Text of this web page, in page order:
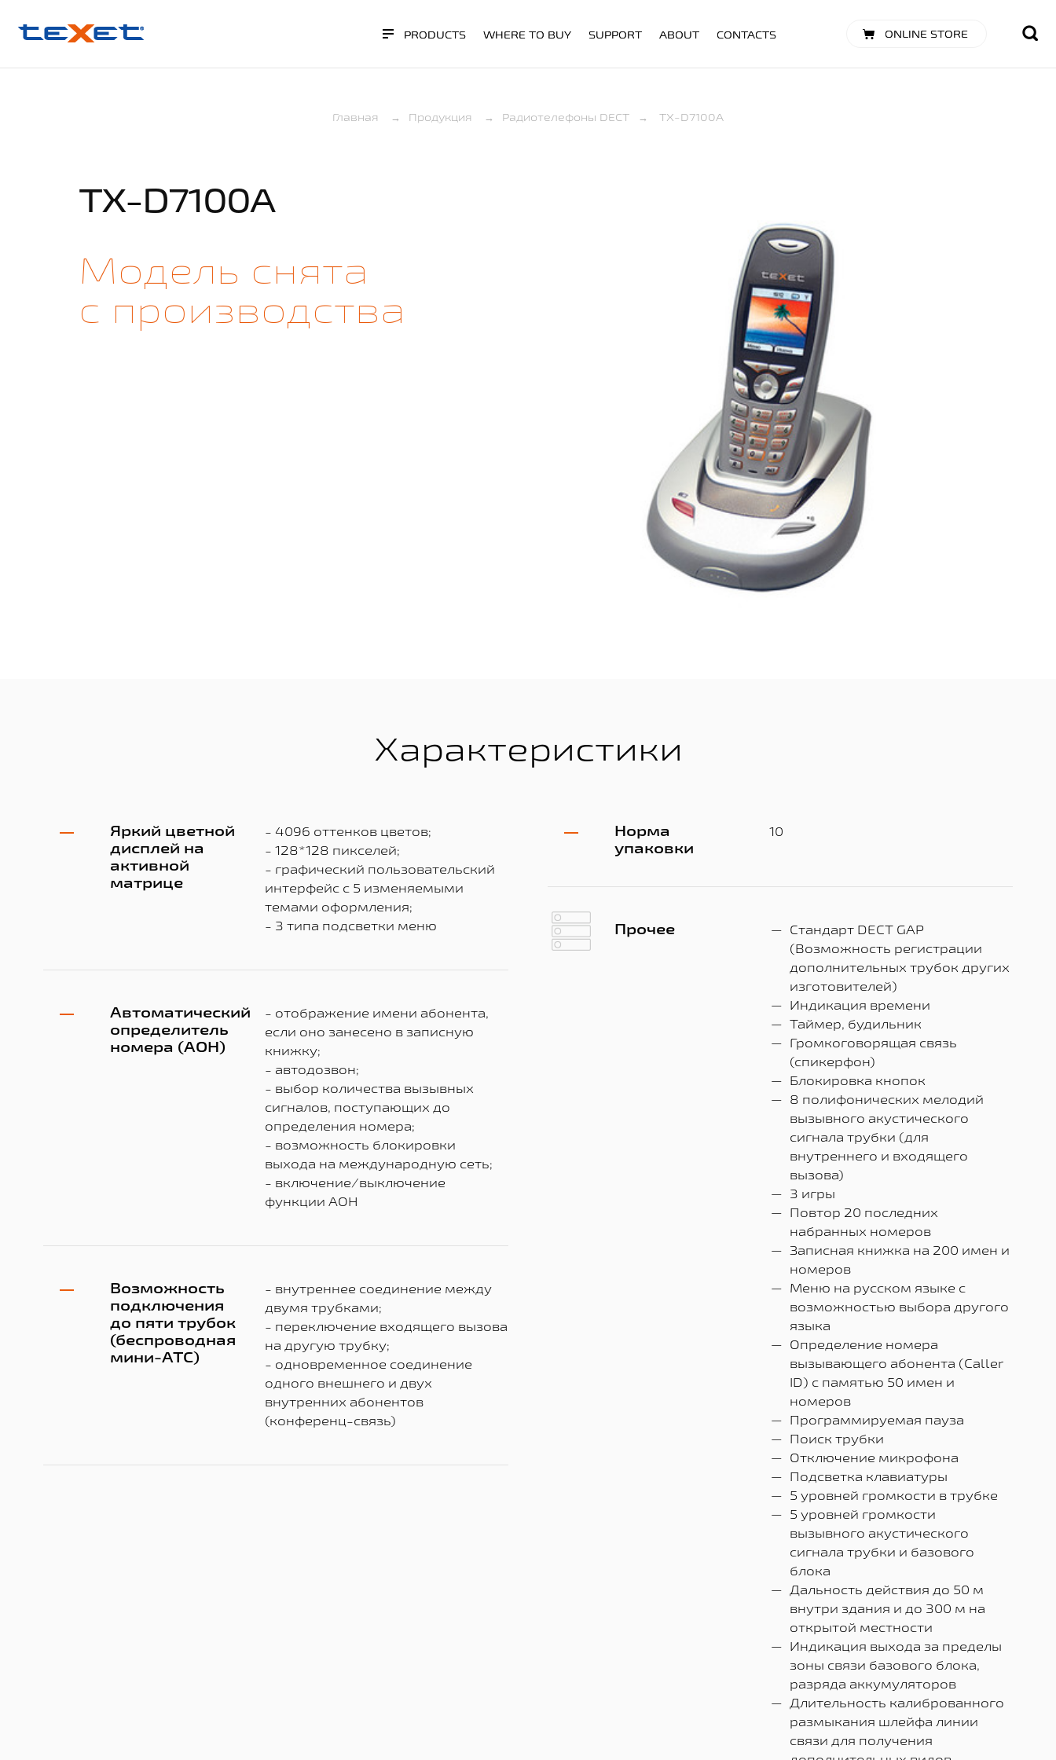
ONLINE STORE
PRODUCTS WHERE TO BUY SUPPORT ABOUT CONTACTS
Главная → Продукция → Радиотелефоны DECT → TX-D7100A
TX-D7100A
Модель снята
с производства
Характеристики
Яркий цветной
дисплей на
активной
матрице
- 4096 оттенков цветов;
- 128*128 пикселей;
- графический пользовательский
интерфейс с 5 изменяемыми
темами оформления;
- 3 типа подсветки меню
Автоматический
определитель
номера (АОН)
- отображение имени абонента,
если оно занесено в записную
книжку;
- автодозвон;
- выбор количества вызывных
сигналов, поступающих до
определения номера;
- возможность блокировки
выхода на международную сеть;
- включение/выключение
функции АОН
Возможность
подключения
до пяти трубок
(беспроводная
мини-АТС)
- внутреннее соединение между
двумя трубками;
- переключение входящего вызова
на другую трубку;
- одновременное соединение
одного внешнего и двух
внутренних абонентов
(конференц-связь)
Норма
упаковки
10
Прочее
Стандарт DECT GAP
(Возможность регистрации
дополнительных трубок других
изготовителей)
Индикация времени
Таймер, будильник
Громкоговорящая связь
(спикерфон)
Блокировка кнопок
8 полифонических мелодий
вызывного акустического
сигнала трубки (для
внутреннего и входящего
вызова)
3 игры
Повтор 20 последних
набранных номеров
Записная книжка на 200 имен и
номеров
Меню на русском языке с
возможностью выбора другого
языка
Определение номера
вызывающего абонента (Caller
ID) с памятью 50 имен и
номеров
Программируемая пауза
Поиск трубки
Отключение микрофона
Подсветка клавиатуры
5 уровней громкости в трубке
5 уровней громкости
вызывного акустического
сигнала трубки и базового
блока
Дальность действия до 50 м
внутри здания и до 300 м на
открытой местности
Индикация выхода за пределы
зоны связи базового блока,
разряда аккумуляторов
Длительность калиброванного
размыкания шлейфа линии
связи для получения